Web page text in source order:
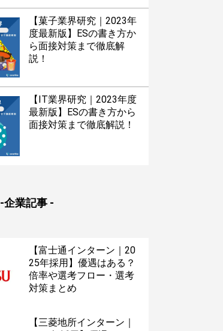
【菓子業界研究｜2023年
度最新版】ESの書き方か
ら面接対策まで徹底解
説！
【IT業界研究｜2023年度
最新版】ESの書き方から
面接対策まで徹底解説！
-企業記事 -
【富士通インターン｜20
25年採用】優遇はある？
倍率や選考フロー・選考
対策まとめ
【三菱地所インターン｜